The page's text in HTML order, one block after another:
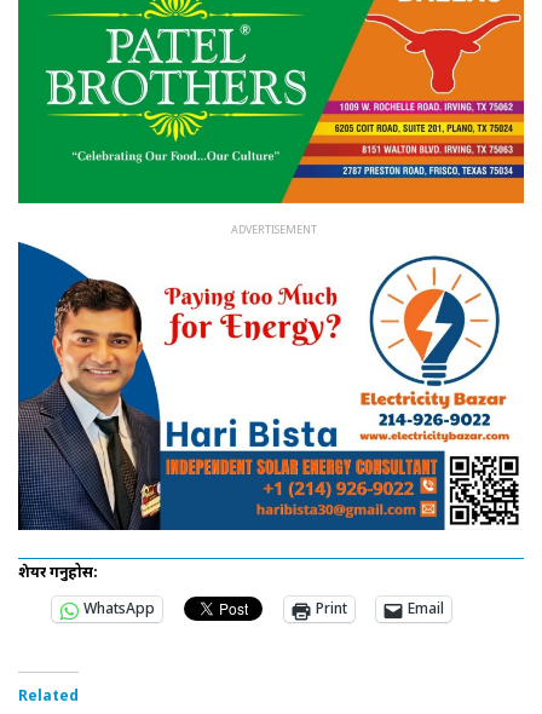
शेयर गर्नुहोस:
WhatsApp
Print Email
Related